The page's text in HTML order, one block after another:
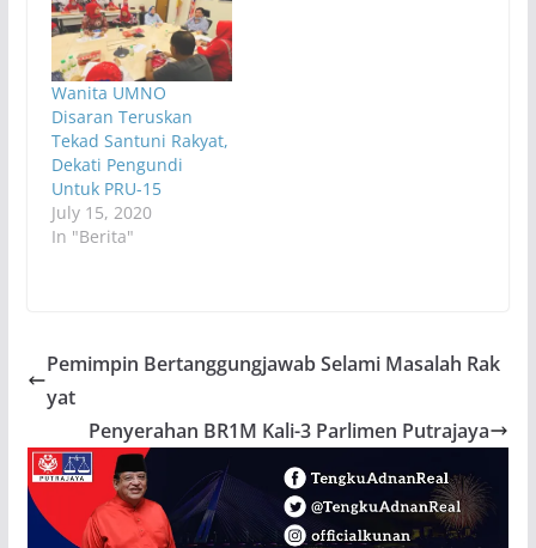
Wanita UMNO
Disaran Teruskan
Tekad Santuni Rakyat,
Dekati Pengundi
Untuk PRU-15
July 15, 2020
In "Berita"
Pemimpin Bertanggungjawab Selami Masalah Rak
yat
Penyerahan BR1M Kali-3 Parlimen Putrajaya